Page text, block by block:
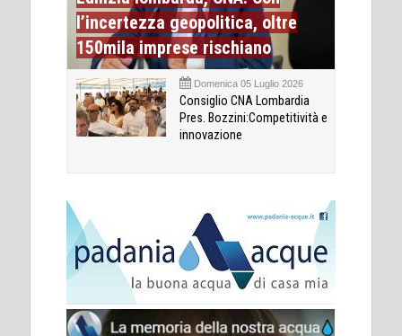
l’incertezza geopolitica, oltre
150mila imprese rischiano
Domenica 05 Luglio 2026
Consiglio CNA Lombardia
Pres. Bozzini:Competitività e
innovazione